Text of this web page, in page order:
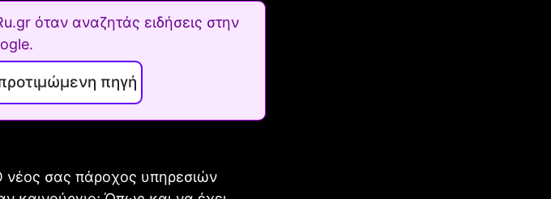
όταν αναζητάς ειδήσεις στην
πηγή
σας πάροχος υπηρεσιών